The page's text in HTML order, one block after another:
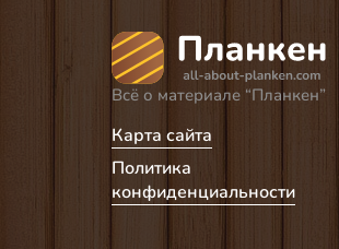
Всё о материале “Планкен”
Карта сайта
Политика
конфиденциальности